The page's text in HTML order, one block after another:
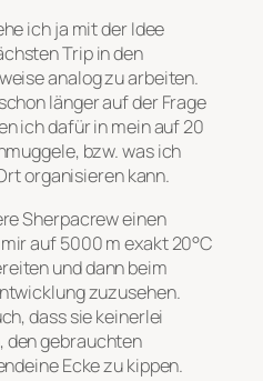
ich ja mit der Idee
Trip in den
analog zu arbeiten.
länger auf der Frage
ich dafür in mein auf 20
bzw. was ich
organisieren kann.
Sherpacrew einen
auf 5000 m exakt 20°C
und dann beim
zuzusehen.
dass sie keinerlei
den gebrauchten
Ecke zu kippen.